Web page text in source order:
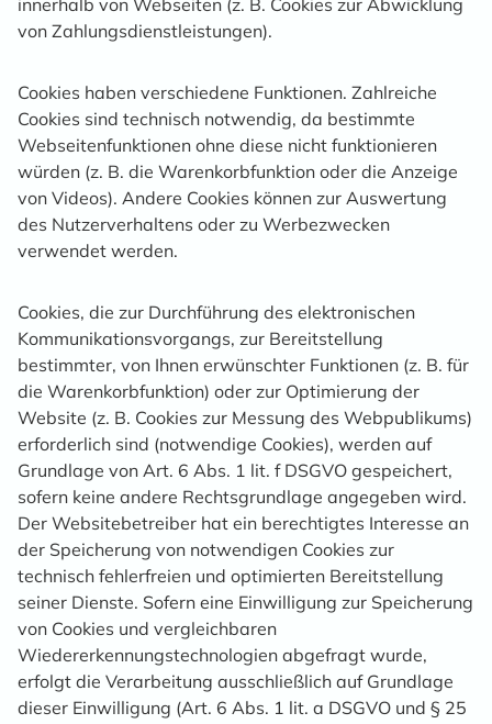
innerhalb von Webseiten (z. B. Cookies zur Abwicklung
von Zahlungsdienstleistungen).
Cookies haben verschiedene Funktionen. Zahlreiche
Cookies sind technisch notwendig, da bestimmte
Webseitenfunktionen ohne diese nicht funktionieren
würden (z. B. die Warenkorbfunktion oder die Anzeige
von Videos). Andere Cookies können zur Auswertung
des Nutzerverhaltens oder zu Werbezwecken
verwendet werden.
Cookies, die zur Durchführung des elektronischen
Kommunikationsvorgangs, zur Bereitstellung
bestimmter, von Ihnen erwünschter Funktionen (z. B. für
die Warenkorbfunktion) oder zur Optimierung der
Website (z. B. Cookies zur Messung des Webpublikums)
erforderlich sind (notwendige Cookies), werden auf
Grundlage von Art. 6 Abs. 1 lit. f DSGVO gespeichert,
sofern keine andere Rechtsgrundlage angegeben wird.
Der Websitebetreiber hat ein berechtigtes Interesse an
der Speicherung von notwendigen Cookies zur
technisch fehlerfreien und optimierten Bereitstellung
seiner Dienste. Sofern eine Einwilligung zur Speicherung
von Cookies und vergleichbaren
Wiedererkennungstechnologien abgefragt wurde,
erfolgt die Verarbeitung ausschließlich auf Grundlage
dieser Einwilligung (Art. 6 Abs. 1 lit. a DSGVO und § 25